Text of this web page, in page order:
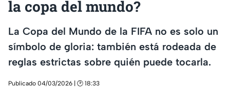
la copa del mundo?
La Copa del Mundo de la FIFA no es solo un
símbolo de gloria: también está rodeada de
reglas estrictas sobre quién puede tocarla.
Publicado 04/03/2026 | 🕑 18:33